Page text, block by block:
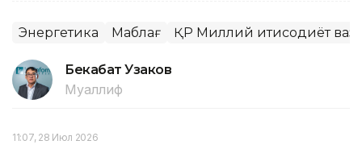
Энергетика Маблағ ҚР Миллий иқтисодиёт
Бекабат Узаков
Муаллиф
11:07, 28 Июл 2026